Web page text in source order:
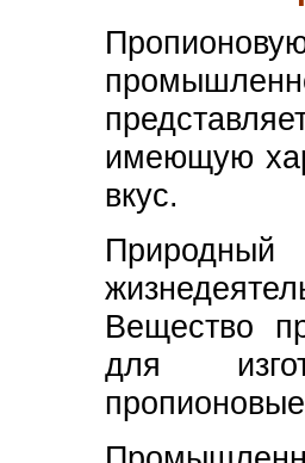
имеющую
вкус.
Вещество
для